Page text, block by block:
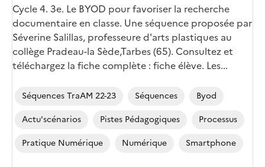
Corps
Cycle 4. 3e. Le BYOD pour favoriser la recherche
documentaire en classe. Une séquence proposée par
Séverine Salillas, professeure d'arts plastiques au
collège Pradeau-la Sède,Tarbes (65). Consultez et
téléchargez la fiche complète : fiche élève. Les...
Séquences TraAM 22-23 Séquences
Byod
Actu'scénarios
Pistes Pédagogiques
Processus
Pratique Numérique
Numérique Smartphone